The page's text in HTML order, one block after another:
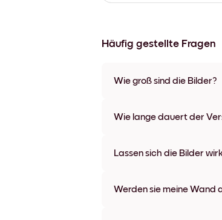
Häufig gestellte Fragen
Wie groß sind die Bilder?
einzigartigen Hauptbilder
Wie lange dauert der
wir auch Expressversand an.
Lassen sich die Bilder
lassen, ohne die Wände
Werden sie meine Wand